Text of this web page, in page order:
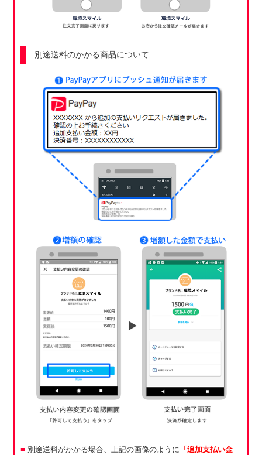
別途送料のかかる商品について
別途送料がかかる場合、上記の画像のように 「追加支払い金